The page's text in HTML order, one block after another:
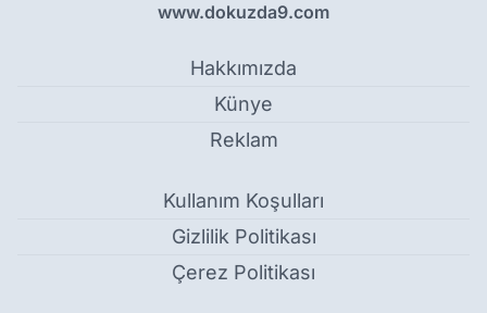
www.dokuzda9.com
Hakkımızda
Künye
Reklam
Kullanım Koşulları
Gizlilik Politikası
Çerez Politikası